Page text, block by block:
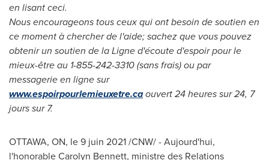
en lisant ceci.
Nous encourageons tous ceux qui ont besoin de soutien en
ce moment à chercher de l'aide; sachez que vous pouvez
obtenir un soutien de la Ligne d'écoute d'espoir pour le
mieux-être au 1-855-242-3310 (sans frais) ou par
messagerie en ligne sur
www.espoirpourlemieuxetre.caouvert 24 heures sur 24, 7
jours sur 7.
OTTAWA, ON, le 9 juin 2021 /CNW/ - Aujourd'hui,
l'honorableCarolyn Bennett, ministre des Relations